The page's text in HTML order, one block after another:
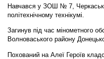
Навчався у ЗОШ № 7,
політехнічному технікумі.
Загинув під час мінометного
Волноваського району
Похований на Алеї Героїв